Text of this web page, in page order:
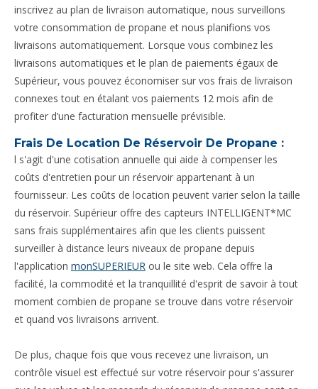
inscrivez au plan de livraison automatique, nous surveillons
votre consommation de propane et nous planifions vos
livraisons automatiquement. Lorsque vous combinez les
livraisons automatiques et le plan de paiements égaux de
Supérieur, vous pouvez économiser sur vos frais de livraison
connexes tout en étalant vos paiements 12 mois afin de
profiter d’une facturation mensuelle prévisible.
Frais De Location De Réservoir De Propane :
l s'agit d'une cotisation annuelle qui aide à compenser les
coûts d'entretien pour un réservoir appartenant à un
fournisseur. Les coûts de location peuvent varier selon la taille
du réservoir. Supérieur offre des capteurs INTELLIGENT*MC
sans frais supplémentaires afin que les clients puissent
surveiller à distance leurs niveaux de propane depuis
l'application monSUPERIEUR ou le site web. Cela offre la
facilité, la commodité et la tranquillité d'esprit de savoir à tout
moment combien de propane se trouve dans votre réservoir
et quand vos livraisons arrivent.
De plus, chaque fois que vous recevez une livraison, un
contrôle visuel est effectué sur votre réservoir pour s'assurer